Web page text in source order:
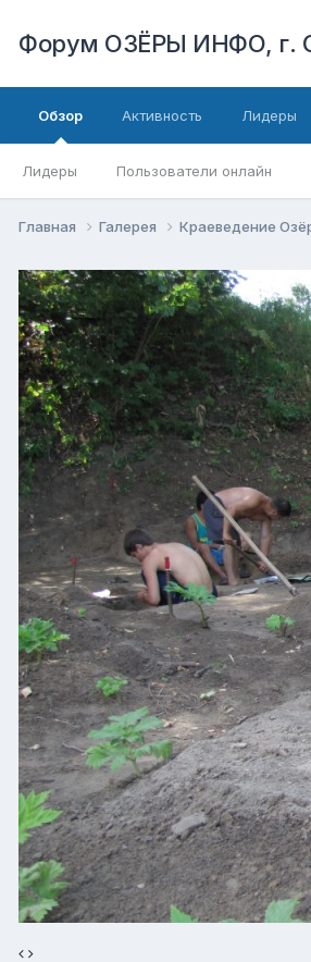
Форум ОЗЁРЫ ИНФО, г.
Обзор
Лидеры Пользователи онлайн
Активность Лидеры
Главная Галерея Краеведение